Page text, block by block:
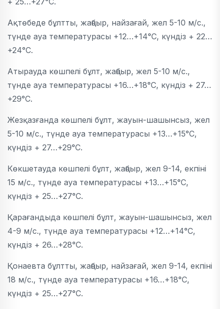
Ақтөбеде бұлтты, жаңбыр, найзағай, жел 5-10 м/с.,
түнде ауа температурасы +12…+14°C, күндіз + 22…
+24°C.
Атырауда көшпелі бұлт, жаңбыр, жел 5-10 м/с.,
түнде ауа температурасы +16…+18°C, күндіз + 27…
+29°C.
Жезқазғанда көшпелі бұлт, жауын-шашынсыз, жел
5-10 м/с., түнде ауа температурасы +13…+15°C,
күндіз + 27…+29°C.
Көкшетауда көшпелі бұлт, жаңбыр, жел 9-14, екпіні
15 м/с., түнде ауа температурасы +13…+15°C,
күндіз + 25…+27°C.
Қарағандыда көшпелі бұлт, жауын-шашынсыз, жел
4-9 м/с., түнде ауа температурасы +12…+14°C,
күндіз + 26…+28°C.
Қонаевта бұлтты, жаңбыр, найзағай, жел 9-14, екпіні
18 м/с., түнде ауа температурасы +16…+18°C,
күндіз + 25…+27°C.